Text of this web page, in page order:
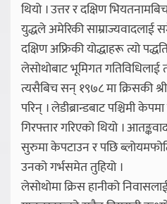
थियो । उत्तर र दक्षिण
युद्धले अमेरिकी साम्राज्यवादलाई
दक्षिण अफ्रिकी योद्धाहरू त्यो
लेसोथोबाट भूमिगत गतिविधिलाई
त्यसैबिच सन् १९७८ मा क्रिसकी
परिन् । लेडीब्रान्डबाट पश्चिमी
गिरफ्तार गरिएको थियो ।
सुरुमा केपटाउन र पछि
उनको गर्भसमेत तुहियो ।
लेसोथोमा क्रिस हानीको